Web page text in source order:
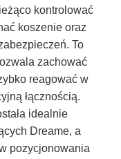
kontrolować
koszenie oraz
To
zachować
reagować w
łącznością.
idealnie
Dreame, a
pozycjonowania